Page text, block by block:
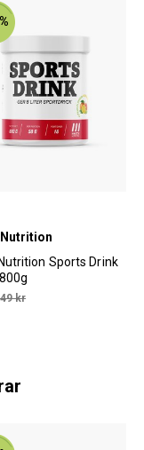
Sports Drink
kr